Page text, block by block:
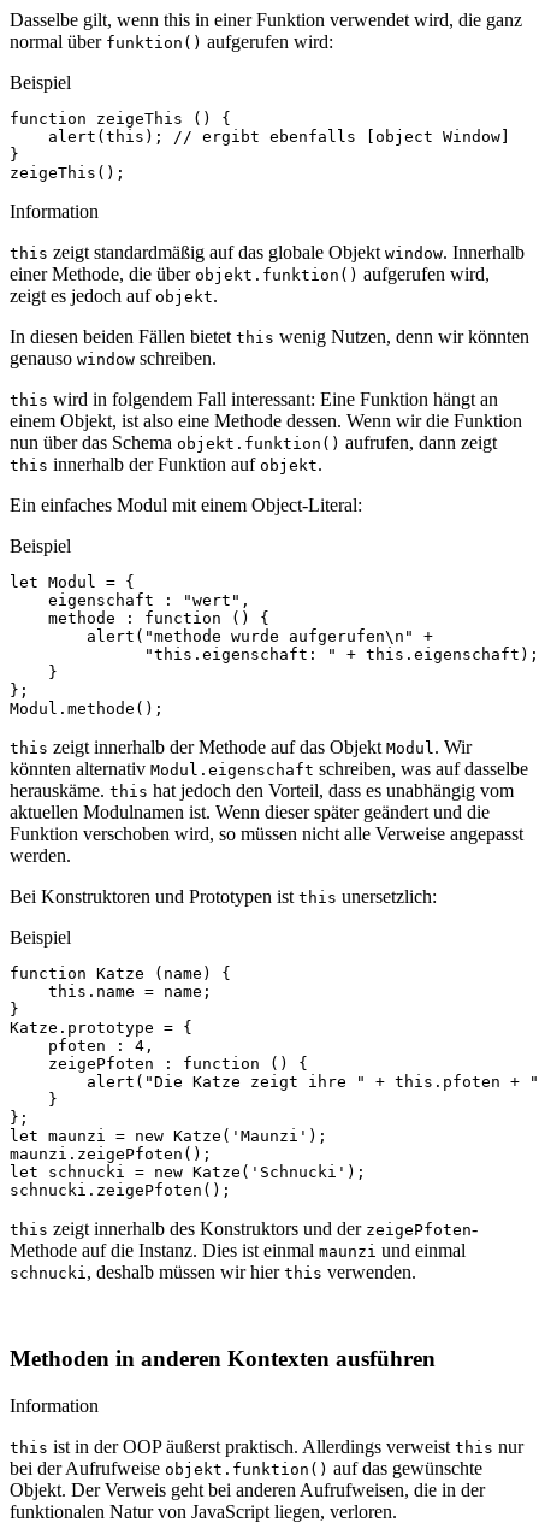
Dasselbe gilt, wenn this in einer Funktion verwendet wird, die ganz
normal über funktion() aufgerufen wird:
Beispiel
function zeigeThis ()
{
alert (this );
// ergibt ebenfalls [object Window]
}
zeigeThis ();
Information
this zeigt standardmäßig auf das globale Objekt window. Innerhalb
einer Methode, die über objekt.funktion() aufgerufen wird,
zeigt es jedoch auf objekt.
In diesen beiden Fällen bietet this wenig Nutzen, denn wir könnten
genauso window schreiben.
this wird in folgendem Fall interessant: Eine Funktion hängt an
einem Objekt, ist also eine Methode dessen. Wenn wir die Funktion
nun über das Schema objekt.funktion() aufrufen, dann zeigt
this innerhalb der Funktion auf objekt.
Ein einfaches Modul mit einem Object-Literal:
Beispiel
let Modul = {
eigenschaft
: "wert" ,
methode
: function ()
{
alert ( "methode wurde aufgerufen\n"
+
"this.eigenschaft: "
+ this . eigenschaft );
}
};
Modul . methode ();
this zeigt innerhalb der Methode auf das Objekt Modul . Wir
könnten alternativ Modul.eigenschaft schreiben, was auf dasselbe
herauskäme. this hat jedoch den Vorteil, dass es unabhängig vom
aktuellen Modulnamen ist. Wenn dieser später geändert und die
Funktion verschoben wird, so müssen nicht alle Verweise angepasst
werden.
Bei Konstruktoren und Prototypen ist this unersetzlich:
Beispiel
function Katze ( name )
{
this . name = name ;
}
Katze . prototype = {
pfoten
: 4 ,
zeigePfoten
: function ()
{
alert ( "Die Katze zeigt ihre " + this . pfoten +
}
};
let maunzi = new Katze ( 'Maunzi' );
maunzi . zeigePfoten ();
let
schnucki = new Katze ( 'Schnucki' );
schnucki . zeigePfoten ();
this zeigt innerhalb des Konstruktors und der zeigePfoten-
Methode auf die Instanz. Dies ist einmal maunzi und einmal
schnucki , deshalb müssen wir hier this verwenden.
Methoden in anderen Kontexten ausführen
Information
this ist in der OOP äußerst praktisch. Allerdings verweist this nur
bei der Aufrufweise objekt.funktion() auf das gewünschte
Objekt. Der Verweis geht bei anderen Aufrufweisen, die in der
funktionalen Natur von JavaScript liegen, verloren.